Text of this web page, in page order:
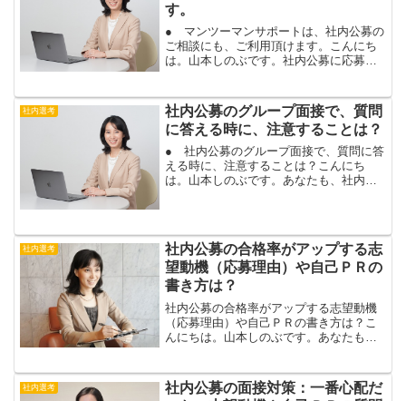
す。
● マンツーマンサポートは、社内公募の
ご相談にも、ご利用頂けます。こんにち
は。山本しのぶです。社内公募に応募さ
ンツーマンサポートは、メニュー名が就
職活動・転職活動となっ...
社内選考
社内公募のグループ面接で、質問
に答える時に、注意することは？
● 社内公募のグループ面接で、質問に答
える時に、注意することは？こんにち
は。山本しのぶです。あなたも、社内公
団面接）が行われます。グ...
社内選考
社内公募の合格率がアップする志
望動機（応募理由）や自己ＰＲの
書き方は？
社内公募の合格率がアップする志望動機
（応募理由）や自己ＰＲの書き方は？こ
んにちは。山本しのぶです。あなたも、
接の通過率がアップします。特に、志望
動機は、社内公募の応募書...
社内選考
社内公募の面接対策：一番心配だ